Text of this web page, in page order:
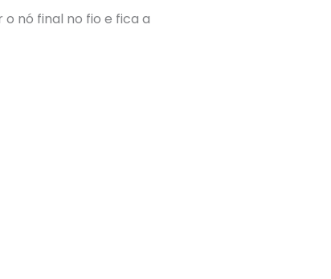
nó final no fio e fica a